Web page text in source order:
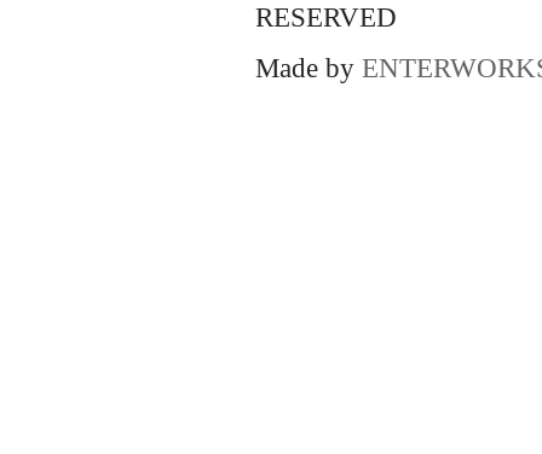
RESERVED
Made by